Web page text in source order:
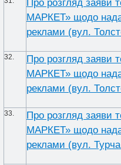
Про розгляд заяви
МАРКЕТ» щодо
реклами (вул.
32.
Про розгляд заяви
МАРКЕТ» щодо
реклами (вул.
33.
Про розгляд заяви
МАРКЕТ» щодо
реклами (вул.